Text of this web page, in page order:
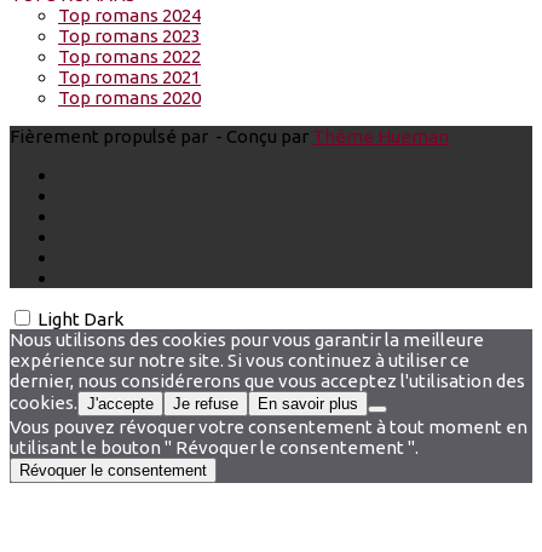
Top romans 2024
Top romans 2023
Top romans 2022
Top romans 2021
Top romans 2020
Fièrement propulsé par - Conçu par Thème Hueman
Light Dark
Nous utilisons des cookies pour vous garantir la meilleure
expérience sur notre site. Si vous continuez à utiliser ce
dernier, nous considérerons que vous acceptez l'utilisation des
cookies. J'accepte Je refuse En savoir plus
Vous pouvez révoquer votre consentement à tout moment en
utilisant le bouton " Révoquer le consentement ".
Révoquer le consentement